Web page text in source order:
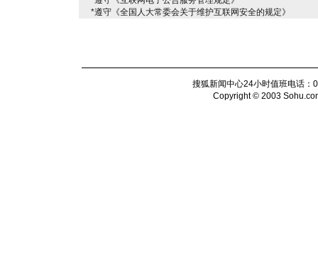
*遵守《全国人大常委会关于维护互联网安全的规定》
搜狐新闻中心24小时值班电话
Copyright © 2003